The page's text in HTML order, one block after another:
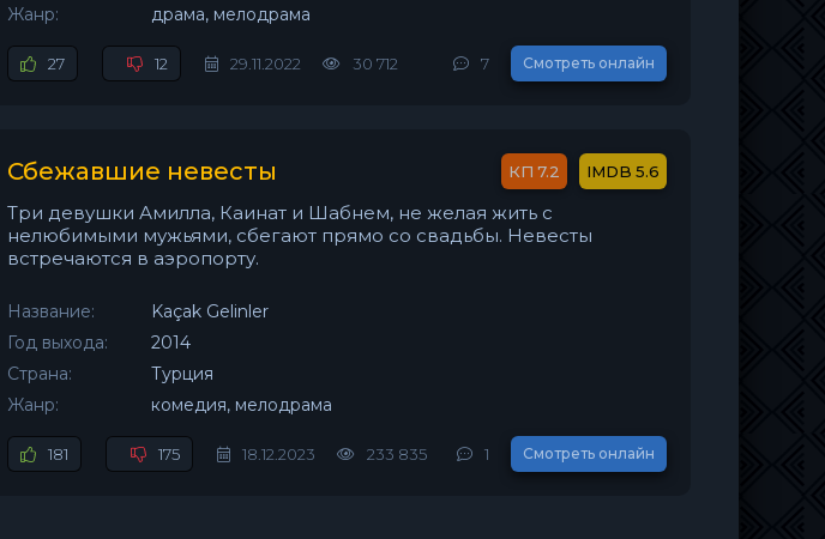
Жанр:
драма, мелодрама
27 12 29.11.2022 30 712 7 Смотреть онлайн
Сбежавшие невесты 7.2 5.6
Три девушки Амилла, Каинат и Шабнем, не желая жить с
нелюбимыми мужьями, сбегают прямо со свадьбы. Невесты
встречаются в аэропорту.
Название:
Kaçak Gelinler
Год выхода:
2014
Страна:
Турция
Жанр:
комедия, мелодрама
181 175 18.12.2023 233 835 1 Смотреть онлайн